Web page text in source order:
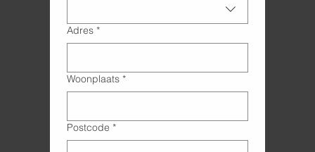
Adres *
Woonplaats *
Postcode *